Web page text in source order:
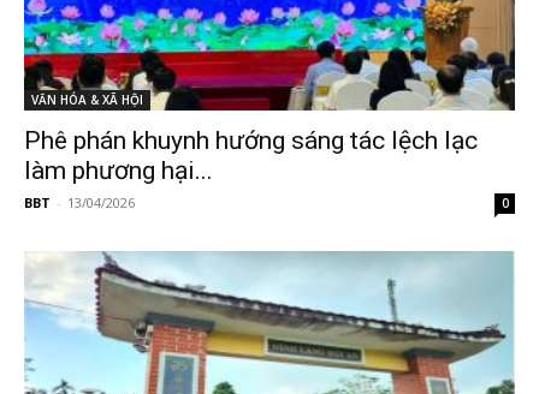
VĂN HÓA & XÃ HỘI
Phê phán khuynh hướng sáng tác lệch lạc
làm phương hại...
BBT - 13/04/2026 0